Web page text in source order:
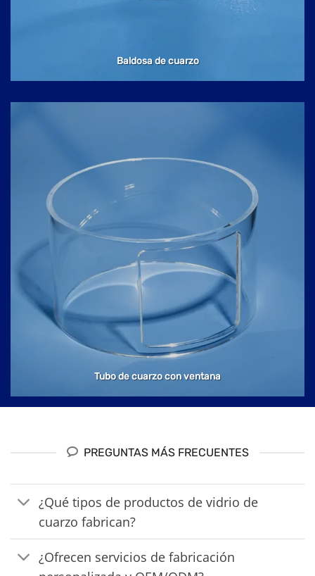
Baldosa de cuarzo
Tubo de cuarzo con ventana
PREGUNTAS MÁS FRECUENTES
¿Qué tipos de productos de vidrio de
cuarzo fabrican?
¿Ofrecen servicios de fabricación